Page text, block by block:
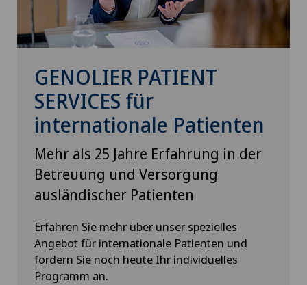
GENOLIER PATIENT
SERVICES für
internationale Patienten
Mehr als 25 Jahre Erfahrung in der
Betreuung und Versorgung
ausländischer Patienten
Erfahren Sie mehr über unser spezielles
Angebot für internationale Patienten und
fordern Sie noch heute Ihr individuelles
Programm an.